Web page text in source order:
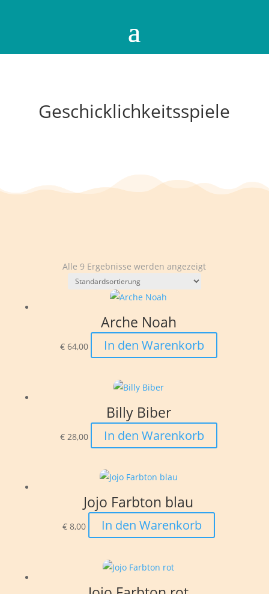
Geschicklichkeitsspiele
Alle 9 Ergebnisse werden angezeigt
Arche Noah
€64,00 In den Warenkorb
Billy Biber
€28,00 In den Warenkorb
Jojo Farbton blau
€8,00 In den Warenkorb